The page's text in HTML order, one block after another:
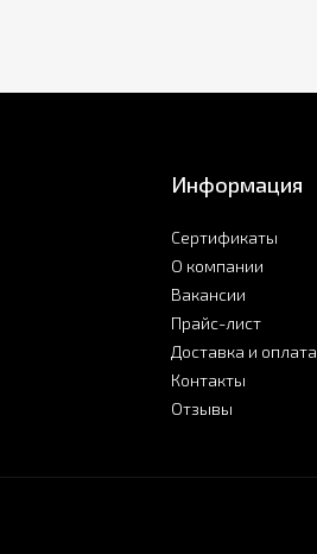
Информация
Сертификаты
О компании
Вакансии
Прайс-лист
Доставка и оплата
Контакты
Отзывы